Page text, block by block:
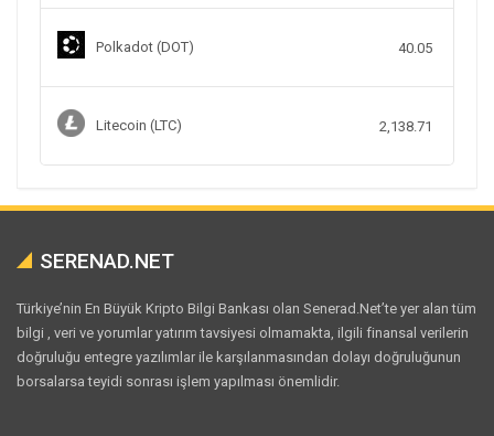
Polkadot (DOT) 40.05
Litecoin (LTC) 2,138.71
SERENAD.NET
Türkiye’nin En Büyük Kripto Bilgi Bankası olan Senerad.Net’te yer alan tüm
bilgi , veri ve yorumlar yatırım tavsiyesi olmamakta, ilgili finansal verilerin
doğruluğu entegre yazılımlar ile karşılanmasından dolayı doğruluğunun
borsalarsa teyidi sonrası işlem yapılması önemlidir.